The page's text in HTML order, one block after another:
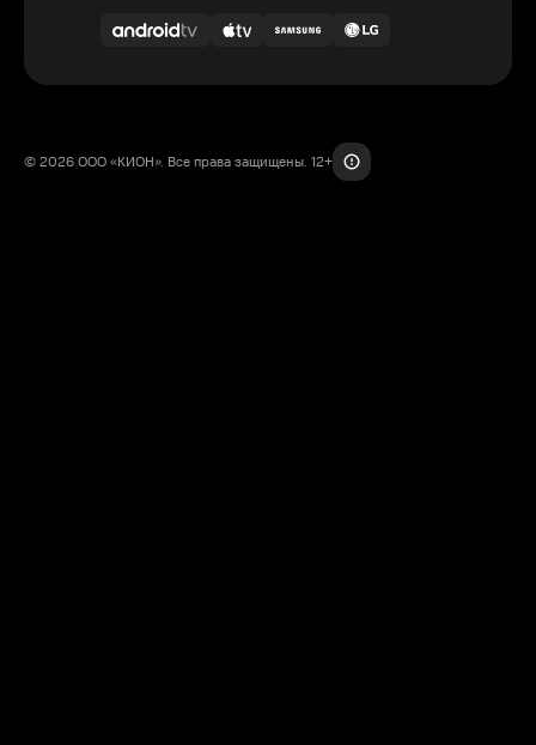
© 2026 ООО «КИОН». Все права защищены. 12+